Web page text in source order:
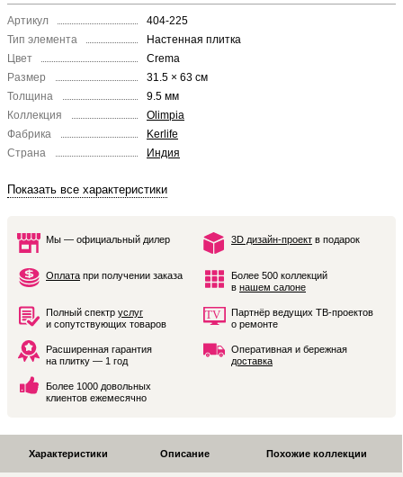
Артикул
404-225
Тип элемента
Настенная плитка
Цвет
Crema
Размер
31.5 × 63 см
Толщина
9.5 мм
Коллекция
Olimpia
Фабрика
Kerlife
Страна
Индия
Показать все характеристики
Мы — официальный дилер 3D дизайн-проект в подарок
Оплата при получении заказа
Более 500 коллекций
в нашем салоне
Полный спектр услуг
и сопутствующих товаров
Партнёр ведущих ТВ-проектов
о ремонте
Расширенная гарантия
на плитку — 1 год
Оперативная и бережная
доставка
Более 1000 довольных
клиентов ежемесячно
Характеристики Описание Похожие коллекции